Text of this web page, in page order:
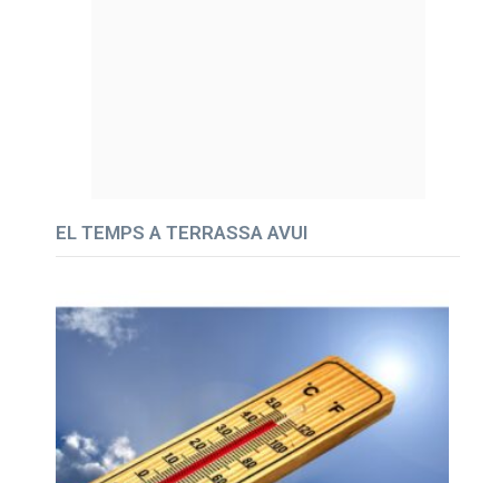
EL TEMPS A TERRASSA AVUI